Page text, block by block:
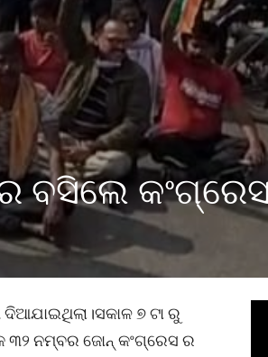
ବସିଲେ କଂଗ୍ରେସ
୭ ଟା ରୁ
ନମ୍ବର ଜୋନ୍ କଂଗ୍ରେସ ର